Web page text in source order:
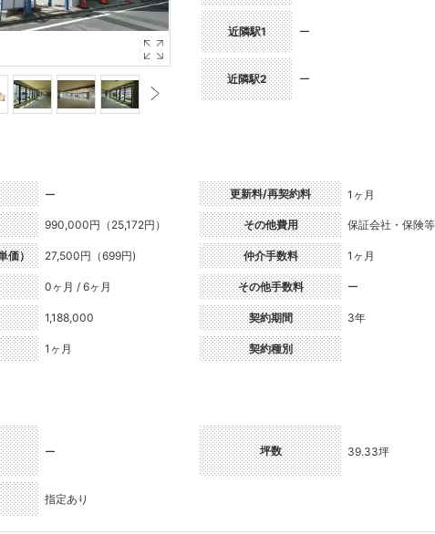
近隣駅1 ー
近隣駅2 ー
ー
990,000円（25,172円）
価） 27,500円（699円)
0ヶ月 / 6ヶ月
1,188,000
1ヶ月
更新料/再契約料 1ヶ月
その他費用 保証会社・保険
仲介手数料 1ヶ月
その他手数料 ー
契約期間 3年
契約種別
ー
指定あり
坪数 39.33坪